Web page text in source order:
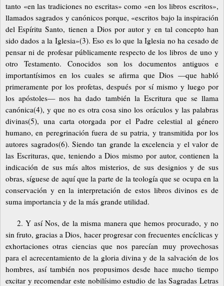
tanto «en las tradiciones no escritas» como «en los libros escritos»,
llamados sagrados y canónicos porque, «escritos bajo la inspiración
del Espíritu Santo, tienen a Dios por autor y en tal concepto han
sido dados a la Iglesia»(3). Eso es lo que la Iglesia no ha cesado de
pensar ni de profesar públicamente respecto de los libros de uno y
otro Testamento. Conocidos son los documentos antiguos e
importantísimos en los cuales se afirma que Dios —que habló
primeramente por los profetas, después por sí mismo y luego por
los apóstoles—nos ha dado también la Escritura que se llama
canónica(4), y que no es otra cosa sino los oráculos y las palabras
divinas(5), una carta otorgada por el Padre celestial al género
humano, en peregrinación fuera de su patria, y transmitida por los
autores sagrados(6). Siendo tan grande la excelencia y el valor de
las Escrituras, que, teniendo a Dios mismo por autor, contienen la
indicación de sus más altos misterios, de sus designios y de sus
obras, síguese de aquí que la parte de la teología que se ocupa en la
conservación y en la interpretación de estos libros divinos es de
suma importancia y de la más grande utilidad.
2. Y así Nos, de la misma manera que hemos procurado, y no
sin fruto, gracias a Dios, hacer progresar con frecuentes encíclicas y
exhortaciones otras ciencias que nos parecían muy provechosas
para el acrecentamiento de la gloria divina y de la salvación de los
hombres, así también nos propusimos desde hace mucho tiempo
excitar y recomendar este nobilísimo estudio de las Sagradas Letras